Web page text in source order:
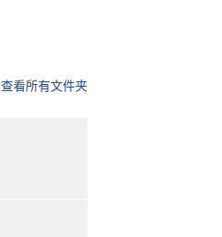
查看所有文件夹